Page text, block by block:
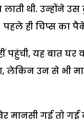
थी. उन्होंने उस
पहले ही चिप्स का
यह बात घर
उन से भी
मानसी गई तो गई